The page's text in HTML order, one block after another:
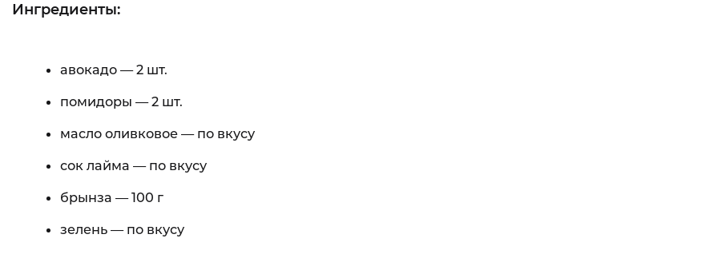
Ингредиенты:
авокадо — 2 шт.
помидоры — 2 шт.
масло оливковое — по вкусу
сок лайма — по вкусу
брынза — 100 г
зелень — по вкусу